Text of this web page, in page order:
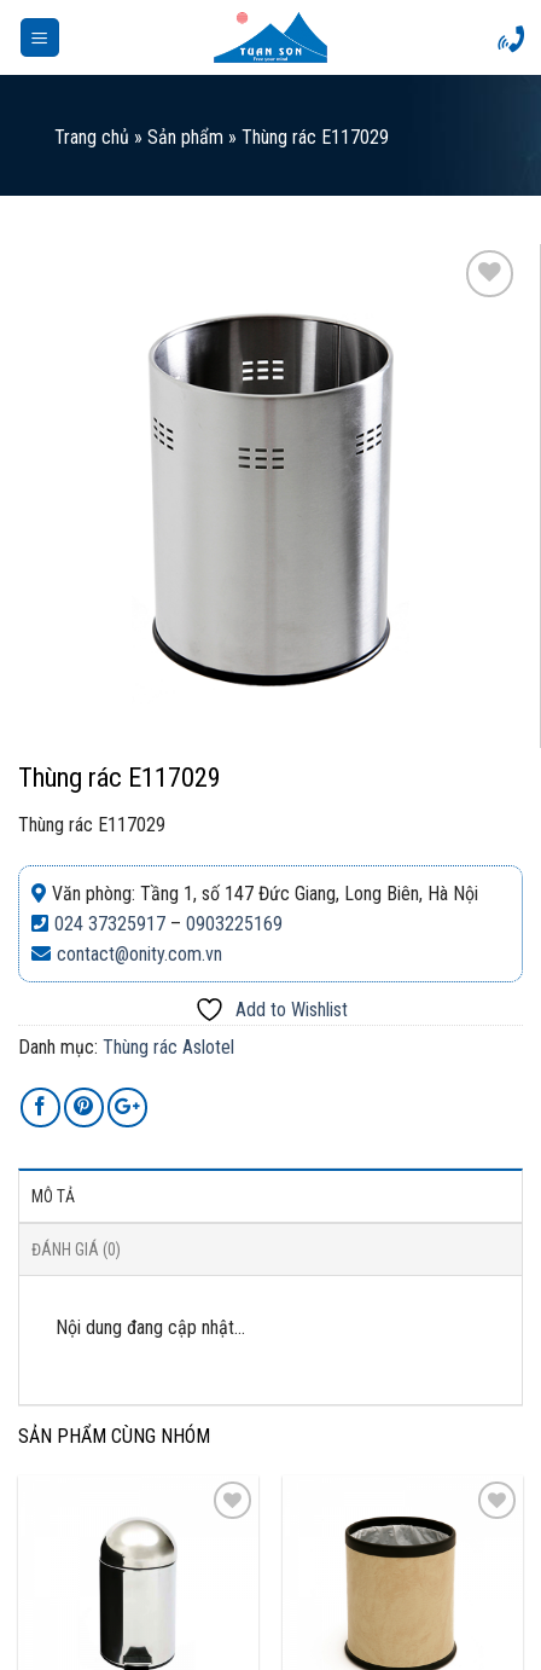
Skip
content
Trang chủ » Sản phẩm » Thùng rác E117029
Thùng rác E117029
Thùng rác E117029
Văn phòng: Tầng 1, số 147 Đức Giang, Long Biên, Hà Nội
024 37325917 – 0903225169
contact@onity.com.vn
Add to Wishlist
Danh mục: Thùng rác Aslotel
MÔ TẢ
ĐÁNH GIÁ (0)
Nội dung đang cập nhật…
SẢN PHẨM CÙNG NHÓM